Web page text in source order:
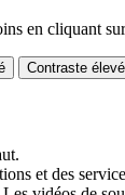
en cliquant
Contraste
et des